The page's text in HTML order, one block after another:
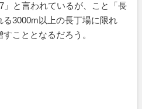
と言われているが、こと「長
3000m以上の長丁場に限れ
こととなるだろう。